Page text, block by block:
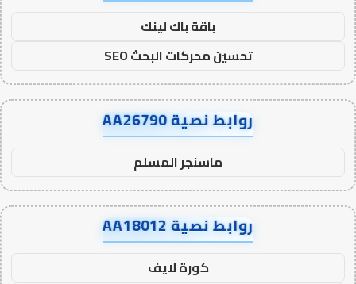
باقة باك لينك
تحسين محركات البحث SEO
روابط نصية AA26790
ماسنجر المسلم
روابط نصية AA18012
كورة لايف